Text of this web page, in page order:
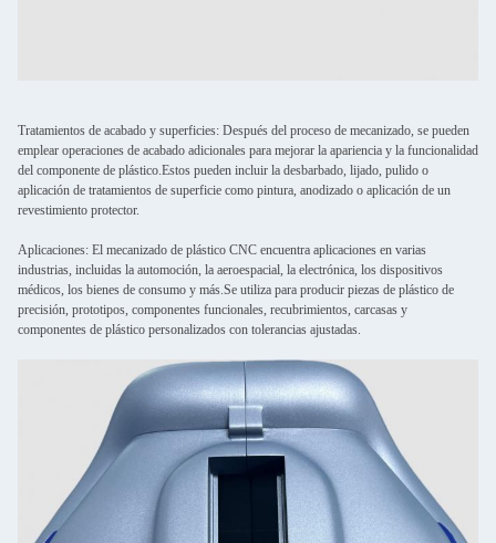
Tratamientos de acabado y superficies: Después del proceso de mecanizado, se pueden
emplear operaciones de acabado adicionales para mejorar la apariencia y la funcionalidad
del componente de plástico.Estos pueden incluir la desbarbado, lijado, pulido o
aplicación de tratamientos de superficie como pintura, anodizado o aplicación de un
revestimiento protector.
Aplicaciones: El mecanizado de plástico CNC encuentra aplicaciones en varias
industrias, incluidas la automoción, la aeroespacial, la electrónica, los dispositivos
médicos, los bienes de consumo y más.Se utiliza para producir piezas de plástico de
precisión, prototipos, componentes funcionales, recubrimientos, carcasas y
componentes de plástico personalizados con tolerancias ajustadas.